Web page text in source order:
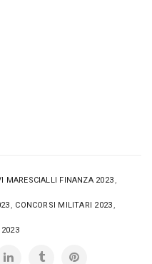
MARESCIALLI FINANZA 2023
CONCORSI MILITARI 2023
2023